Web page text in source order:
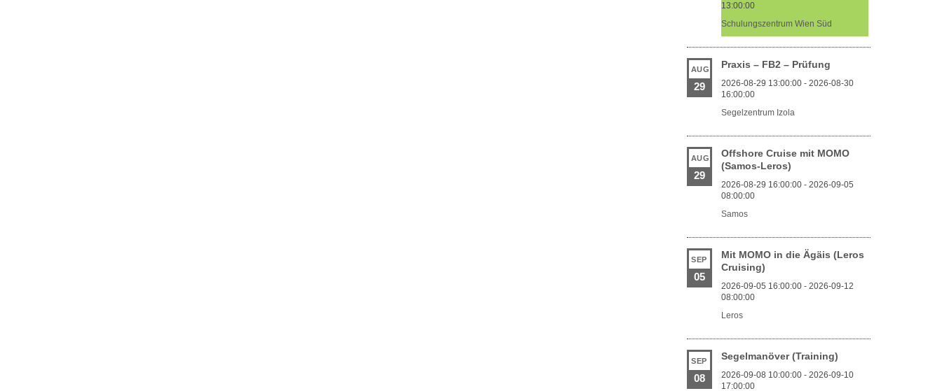
13:00:00
Schulungszentrum Wien Süd
AUG
29
Praxis – FB2 – Prüfung
2026-08-29 13:00:00 - 2026-08-30
16:00:00
Segelzentrum Izola
AUG
29
Offshore Cruise mit MOMO
(Samos-Leros)
2026-08-29 16:00:00 - 2026-09-05
08:00:00
Samos
SEP
05
Mit MOMO in die Ägäis (Leros
Cruising)
2026-09-05 16:00:00 - 2026-09-12
08:00:00
Leros
SEP
08
Segelmanöver (Training)
2026-09-08 10:00:00 - 2026-09-10
17:00:00